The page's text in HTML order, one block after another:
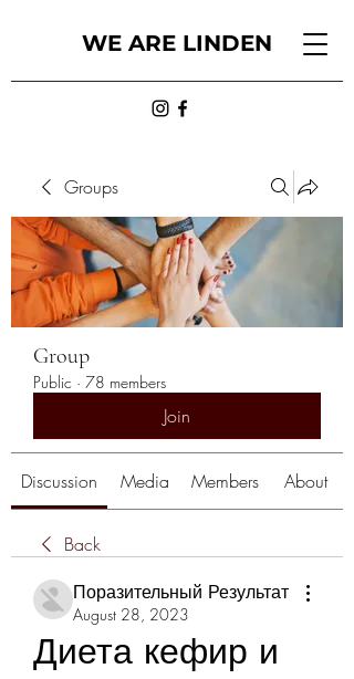
WE ARE LINDEN
Groups
Group
Public · 78 members
Join
Discussion Media Members About
Back
Поразительный Результат
August 28, 2023
Диета кефир и